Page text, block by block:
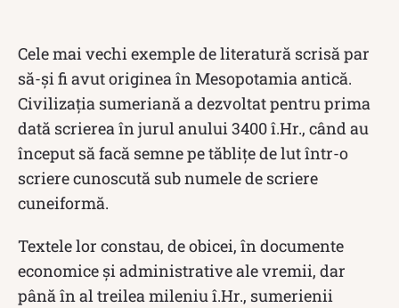
Cele mai vechi exemple de literatură scrisă par
să-și fi avut originea în Mesopotamia antică.
Civilizația sumeriană a dezvoltat pentru prima
dată scrierea în jurul anului 3400 î.Hr., când au
început să facă semne pe tăblițe de lut într-o
scriere cunoscută sub numele de scriere
cuneiformă.
Textele lor constau, de obicei, în documente
economice și administrative ale vremii, dar
până în al treilea mileniu î.Hr., sumerienii